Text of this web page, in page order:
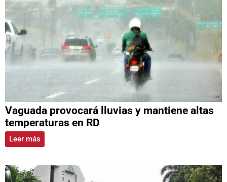
Vaguada provocará lluvias y mantiene altas
temperaturas en RD
Leer más